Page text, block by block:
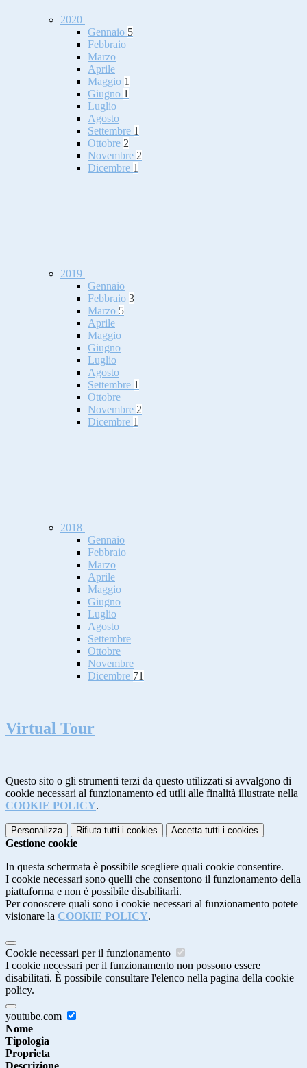
2020
Gennaio 5
Febbraio
Marzo
Aprile
Maggio 1
Giugno 1
Luglio
Agosto
Settembre 1
Ottobre 2
Novembre 2
Dicembre 1
2019
Gennaio
Febbraio 3
Marzo 5
Aprile
Maggio
Giugno
Luglio
Agosto
Settembre 1
Ottobre
Novembre 2
Dicembre 1
2018
Gennaio
Febbraio
Marzo
Aprile
Maggio
Giugno
Luglio
Agosto
Settembre
Ottobre
Novembre
Dicembre 71
Virtual Tour
Questo sito o gli strumenti terzi da questo utilizzati si avvalgono di
cookie necessari al funzionamento ed utili alle finalità illustrate nella
COOKIE POLICY.
Personalizza Rifiuta tutti i cookies Accetta tutti i cookies
Gestione cookie
In questa schermata è possibile scegliere quali cookie consentire.
I cookie necessari sono quelli che consentono il funzionamento della
piattaforma e non è possibile disabilitarli.
Per conoscere quali sono i cookie necessari al funzionamento potete
visionare la COOKIE POLICY.
Cookie necessari per il funzionamento
I cookie necessari per il funzionamento non possono essere
disabilitati. È possibile consultare l'elenco nella pagina della cookie
policy.
youtube.com
Nome
Tipologia
Proprieta
Descrizione